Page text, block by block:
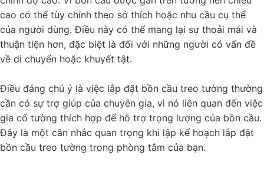
cao có thể tùy chỉnh theo sở thích hoặc nhu cầu cụ thể
của người dùng. Điều này có thể mang lại sự thoải mái và
thuận tiện hơn, đặc biệt là đối với những người có vấn đề
về di chuyển hoặc khuyết tật.
Điều đáng chú ý là việc lắp đặt bồn cầu treo tường thường
cần có sự trợ giúp của chuyên gia, vì nó liên quan đến việc
gia cố tường thích hợp để hỗ trợ trọng lượng của bồn cầu.
Đây là một cân nhắc quan trọng khi lập kế hoạch lắp đặt
bồn cầu treo tường trong phòng tắm của bạn.